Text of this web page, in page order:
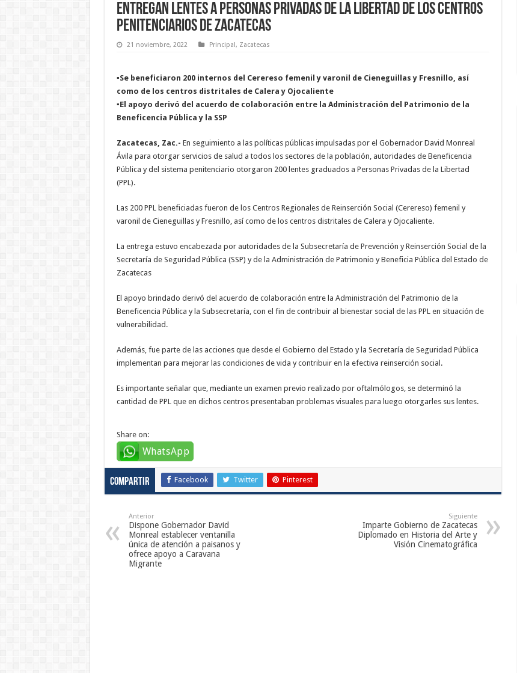
Entregan lentes a Personas Privadas de la Libertad de los centros
penitenciarios de Zacatecas
21 noviembre, 2022 Principal, Zacatecas
▪️Se beneficiaron 200 internos del Cerereso femenil y varonil de Cieneguillas y Fresnillo, así
como de los centros distritales de Calera y Ojocaliente
▪️El apoyo derivó del acuerdo de colaboración entre la Administración del Patrimonio de la
Beneficencia Pública y la SSP
Zacatecas, Zac.- En seguimiento a las políticas públicas impulsadas por el Gobernador David Monreal
Ávila para otorgar servicios de salud a todos los sectores de la población, autoridades de Beneficencia
Pública y del sistema penitenciario otorgaron 200 lentes graduados a Personas Privadas de la Libertad
(PPL).
Las 200 PPL beneficiadas fueron de los Centros Regionales de Reinserción Social (Cerereso) femenil y
varonil de Cieneguillas y Fresnillo, así como de los centros distritales de Calera y Ojocaliente.
La entrega estuvo encabezada por autoridades de la Subsecretaría de Prevención y Reinserción Social de la
Secretaría de Seguridad Pública (SSP) y de la Administración de Patrimonio y Beneficia Pública del Estado de
Zacatecas
El apoyo brindado derivó del acuerdo de colaboración entre la Administración del Patrimonio de la
Beneficencia Pública y la Subsecretaría, con el fin de contribuir al bienestar social de las PPL en situación de
vulnerabilidad.
Además, fue parte de las acciones que desde el Gobierno del Estado y la Secretaría de Seguridad Pública
implementan para mejorar las condiciones de vida y contribuir en la efectiva reinserción social.
Es importante señalar que, mediante un examen previo realizado por oftalmólogos, se determinó la
cantidad de PPL que en dichos centros presentaban problemas visuales para luego otorgarles sus lentes.
Share on:
WhatsApp
Compartir Facebook Twitter Pinterest
Anterior
Dispone Gobernador David
Monreal establecer ventanilla
única de atención a paisanos y
ofrece apoyo a Caravana
Migrante
Siguiente
Imparte Gobierno de Zacatecas
Diplomado en Historia del Arte y
Visión Cinematográfica